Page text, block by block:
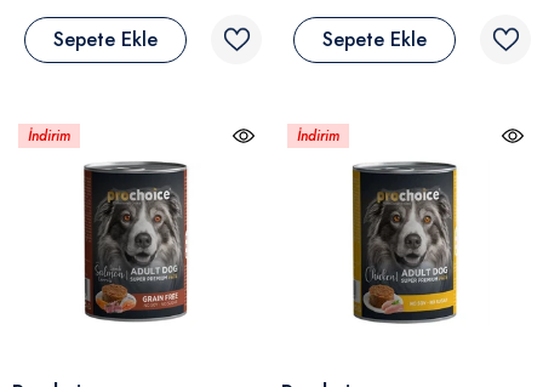
Sepete Ekle Sepete Ekle
İndirim İndirim